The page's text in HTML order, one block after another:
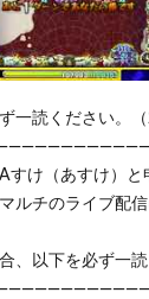
一読ください。
すけ（あすけ）と
ルチのライブ配
、以下を必ず一読